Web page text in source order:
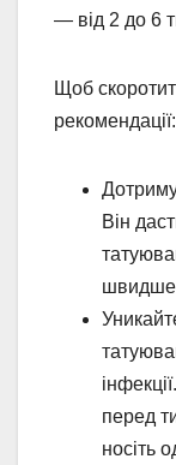
— від 2 до 6
Щоб
рекомендації:
Він
швидше
перед
носіть